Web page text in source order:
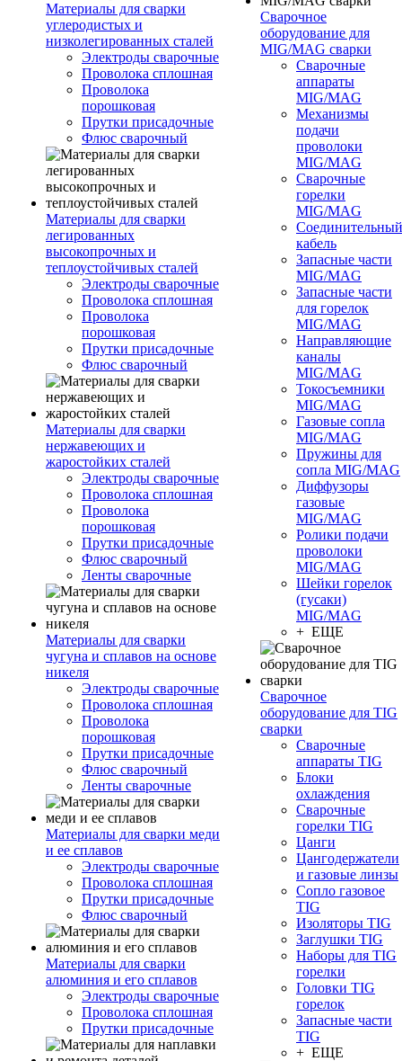
Материалы для сварки
углеродистых и
низколегированных сталей
Электроды сварочные
Проволока сплошная
Проволока
порошковая
Прутки присадочные
Флюс сварочный
Материалы для сварки
легированных
высокопрочных и
теплоустойчивых сталей
Электроды сварочные
Проволока сплошная
Проволока
порошковая
Прутки присадочные
Флюс сварочный
Материалы для сварки
нержавеющих и
жаростойких сталей
Электроды сварочные
Проволока сплошная
Проволока
порошковая
Прутки присадочные
Флюс сварочный
Ленты сварочные
Материалы для сварки
чугуна и сплавов на основе
никеля
Электроды сварочные
Проволока сплошная
Проволока
порошковая
Прутки присадочные
Флюс сварочный
Ленты сварочные
Материалы для сварки меди
и ее сплавов
Электроды сварочные
Проволока сплошная
Прутки присадочные
Флюс сварочный
Материалы для сварки
алюминия и его сплавов
Электроды сварочные
Проволока сплошная
Прутки присадочные
Сварочное
оборудование для
MIG/MAG сварки
Сварочные
аппараты
MIG/MAG
Механизмы
подачи
проволоки
MIG/MAG
Сварочные
горелки
MIG/MAG
Соединительный
кабель
Запасные части
MIG/MAG
Запасные части
для горелок
MIG/MAG
Направляющие
каналы
MIG/MAG
Токосъемники
MIG/MAG
Газовые сопла
MIG/MAG
Пружины для
сопла MIG/MAG
Диффузоры
газовые
MIG/MAG
Ролики подачи
проволоки
MIG/MAG
Шейки горелок
(гусаки)
MIG/MAG
+ ЕЩЕ
Сварочное
оборудование для TIG
сварки
Сварочные
аппараты TIG
Блоки
охлаждения
Сварочные
горелки TIG
Цанги
Цангодержатели
и газовые линзы
Сопло газовое
TIG
Изоляторы TIG
Заглушки TIG
Наборы для TIG
горелки
Головки TIG
горелок
Запасные части
TIG
+ ЕЩЕ